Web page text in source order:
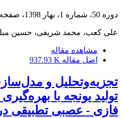
دوره 50، شماره 1، بهار 1398، صفحه
علی کعب، محمد شریفی، حسین
مشاهده مقاله
اصل مقاله 937.93 K
تجزیه‌و‌تحلیل و
تولید یونجه با
فازی - عصبی تطبیقی